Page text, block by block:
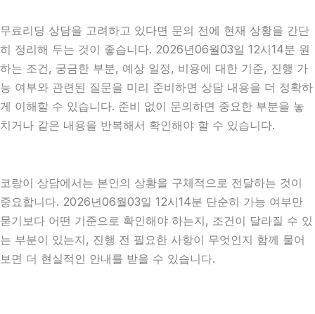
무료리딩 상담을 고려하고 있다면 문의 전에 현재 상황을 간단
히 정리해 두는 것이 좋습니다. 2026년06월03일 12시14분 원
하는 조건, 궁금한 부분, 예상 일정, 비용에 대한 기준, 진행 가
능 여부와 관련된 질문을 미리 준비하면 상담 내용을 더 정확하
게 이해할 수 있습니다. 준비 없이 문의하면 중요한 부분을 놓
치거나 같은 내용을 반복해서 확인해야 할 수 있습니다.
코랑이 상담에서는 본인의 상황을 구체적으로 전달하는 것이
중요합니다. 2026년06월03일 12시14분 단순히 가능 여부만
묻기보다 어떤 기준으로 확인해야 하는지, 조건이 달라질 수 있
는 부분이 있는지, 진행 전 필요한 사항이 무엇인지 함께 물어
보면 더 현실적인 안내를 받을 수 있습니다.